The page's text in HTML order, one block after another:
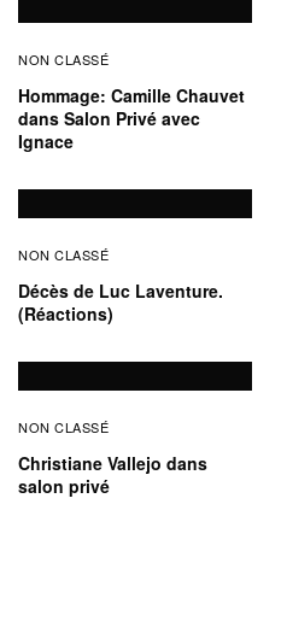
NON CLASSÉ
Hommage: Camille Chauvet
dans Salon Privé avec
Ignace
NON CLASSÉ
Décès de Luc Laventure.
(Réactions)
NON CLASSÉ
Christiane Vallejo dans
salon privé